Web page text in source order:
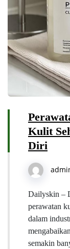
Kulit
Diri
Dailyskin –
perawatan
dalam
semakin